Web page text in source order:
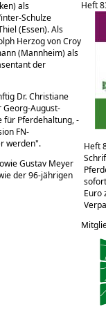
als
Schulze
(Essen). Als
Herzog von Croy
(Mannheim) als
der
Dr. Christiane
August-
für Pferdehaltung, -
FN-
werden .
Gustav Meyer
der 96-jährigen
Heft
Heft
Euro